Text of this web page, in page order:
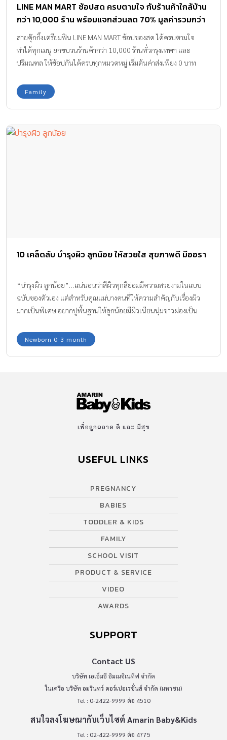
LINE MAN MART ช้อปสด ครบตามใจ กับร้านค้าใกล้บ้าน
กว่า 10,000 ร้าน พร้อมแจกส่วนลด 70% มูลค่ารวมกว่า
5 ล้านบาท
สายคุ๊กกิ้งเตรียมฟิน LINE MAN MART ช้อปของสด ได้ครบตามใจ
ทำได้ทุกเมนู ยกขบวนร้านค้ากว่า 10,000 ร้านทั่วกรุงเทพฯ และ
ปริมณฑล ให้ช้อปกันได้ครบทุกหมวดหมู่ เริ่มต้นค่าส่งเพียง 0 บาท
ถึง 18 เมษายนนี้ คุ้มยิ่งกว่า! สำหรับลูกค้าใหม่เท่านั้น ใส่โค้ด
NEWFRESH ลด 70% เมื่อซื้อขั้นต่ำ 100 บาท ลดสูงสุด 100 บาท
ปัจจุบันเพียงใส่โค้ด FRESH70 ก็รับส่วนลด 70% สูงสุด 50 บาท (สิทธิ์
มีจำนวนจำกัดต่อวัน จำกัด 1 สิทธิ์/คน) นอกจากนี้ยังมีโค้ดส่วนลดราย
Family
10 เคล็ดลับ บำรุงผิว ลูกน้อย ให้สวยใส สุขภาพดี มีออรา
“บำรุงผิว ลูกน้อย”…แน่นอนว่าสีผิวทุกสีย่อมมีความสวยงามในแบบ
ฉบับของตัวเอง แต่สำหรับคุณแม่บางคนที่ให้ความสำคัญกับเรื่องผิว
มากเป็นพิเศษ อยากปูพื้นฐานให้ลูกน้อยมีผิวเนียนนุ่มขาวผ่องเป็น
ลับ บำรุงผิว ลูกน้อย ให้สวยใส สุขภาพดี มีออรา มาไว้ให้คุณแม่ที่นี่แล้ว
ลองอ่านและนำไปใช้กันดูนะคะ
Newborn 0-3 month
เพื่อลูกฉลาด ดี และ มีสุข
USEFUL LINKS
PREGNANCY
BABIES
TODDLER & KIDS
FAMILY
SCHOOL VISIT
PRODUCT & SERVICE
VIDEO
AWARDS
SUPPORT
Contact US
บริษัท เอเอ็มอี อิมเมจิเนทีฟ จำกัด
ในเครือ บริษัท อมรินทร์ คอร์เปอเรชั่นส์ จำกัด (มหาชน)
Tel : 0-2422-9999 ต่อ 4510
สนใจลงโฆษณากับเว็บไซต์ Amarin Baby&Kids
Tel : 02-422-9999 ต่อ 4775